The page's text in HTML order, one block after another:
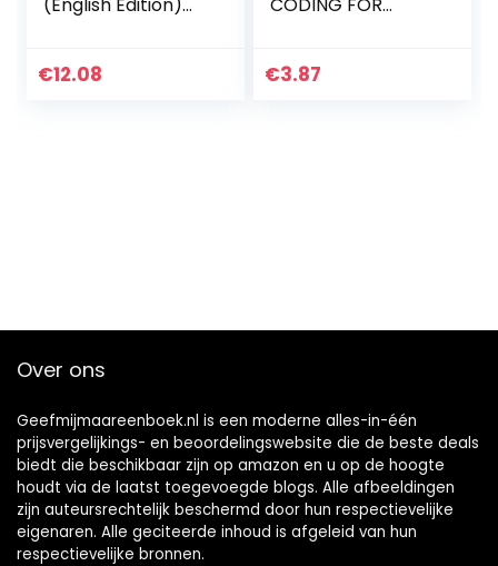
€12.08
BASICS QUICKLY
€3.87
Over ons
Geefmijmaareenboek.nl is een moderne alles-in-één
prijsvergelijkings- en beoordelingswebsite die de beste deals
biedt die beschikbaar zijn op amazon en u op de hoogte
houdt via de laatst toegevoegde blogs. Alle afbeeldingen
zijn auteursrechtelijk beschermd door hun respectievelijke
eigenaren. Alle geciteerde inhoud is afgeleid van hun
respectievelijke bronnen.